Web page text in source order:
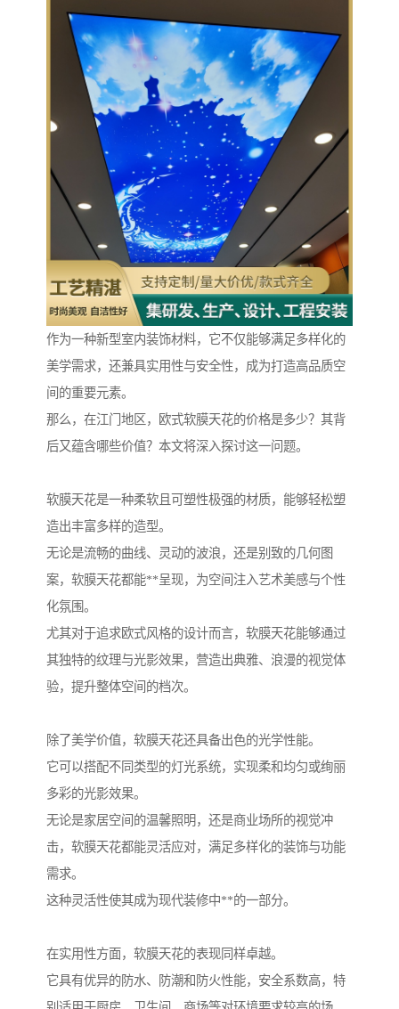
作为一种新型室内装饰材料，它不仅能够满足多样化的
美学需求，还兼具实用性与安全性，成为打造高品质空
间的重要元素。
那么，在江门地区，欧式软膜天花的价格是多少？其背
后又蕴含哪些价值？本文将深入探讨这一问题。
软膜天花是一种柔软且可塑性极强的材质，能够轻松塑
造出丰富多样的造型。
无论是流畅的曲线、灵动的波浪，还是别致的几何图
案，软膜天花都能**呈现，为空间注入艺术美感与个性
化氛围。
尤其对于追求欧式风格的设计而言，软膜天花能够通过
其独特的纹理与光影效果，营造出典雅、浪漫的视觉体
验，提升整体空间的档次。
除了美学价值，软膜天花还具备出色的光学性能。
它可以搭配不同类型的灯光系统，实现柔和均匀或绚丽
多彩的光影效果。
无论是家居空间的温馨照明，还是商业场所的视觉冲
击，软膜天花都能灵活应对，满足多样化的装饰与功能
需求。
这种灵活性使其成为现代装修中**的一部分。
在实用性方面，软膜天花的表现同样卓越。
它具有优异的防水、防潮和防火性能，安全系数高，特